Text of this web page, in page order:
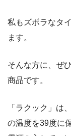
私もズボラなタ
ます。
そんな方に、ぜ
商品です。
「ラクック」は
の温度を39度に